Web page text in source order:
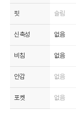
핏 슬림
신축성 없음
비침 없음
안감 없음
포켓 없음